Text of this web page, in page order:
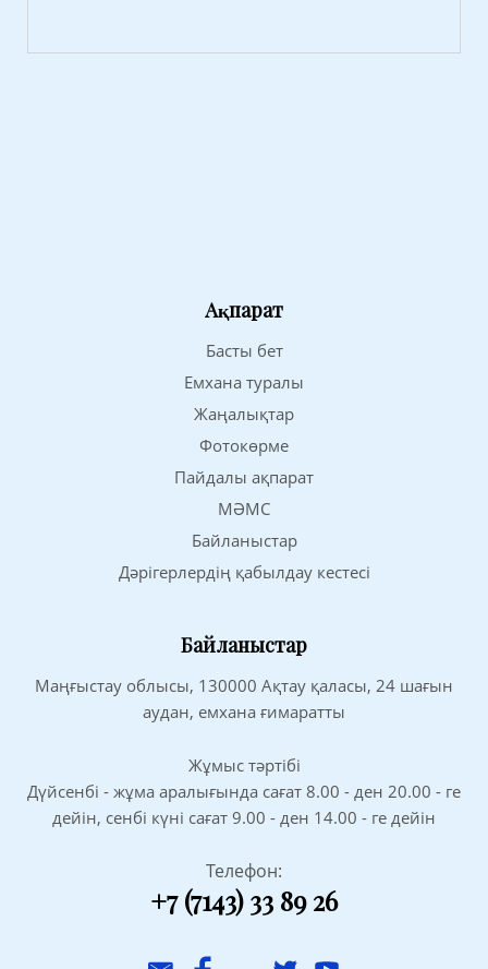
Ақпарат
Басты бет
Емхана туралы
Жаңалықтар
Фотокөрме
Пайдалы ақпарат
МӘМС
Байланыстар
Дәрігерлердің қабылдау кестесі
Байланыстар
Маңғыстау облысы, 130000 Ақтау қаласы, 24 шағын
аудан, емхана ғимаратты
Жұмыс тәртібі
Дүйсенбі - жұма аралығында сағат 8.00 - ден 20.00 - ге
дейін, сенбі күні сағат 9.00 - ден 14.00 - ге дейін
Телефон:
+7 (7143) 33 89 26